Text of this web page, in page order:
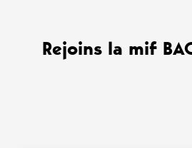
Rejoins la mif